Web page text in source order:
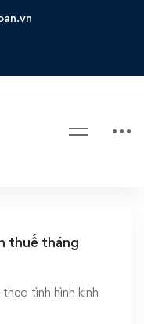
tháng
thuế tháng
tình hình kinh